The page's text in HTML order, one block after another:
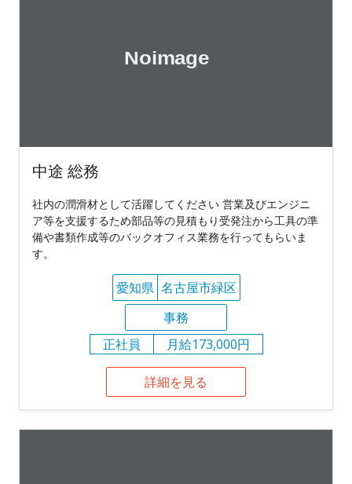
中途 総務
社内の潤滑材として活躍してください 営業及びエンジニ
ア等を支援するため部品等の見積もり受発注から工具の準
備や書類作成等のバックオフィス業務を行ってもらいま
す。
愛知県 名古屋市緑区
事務
正社員
月給173,000円
詳細を見る